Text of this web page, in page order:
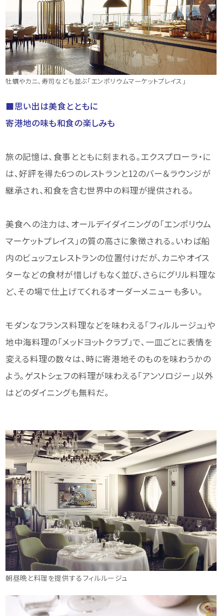
牡蠣やカニ、寿司なども並ぶ「エンポリウムマーケットプレイス」
■思い出は美食とともに
寄港地の味も和食の楽しみも
旅の記憶は、食事とともに刻まれる。エクスプローラ・に
は、好評を得た6つのレストランと12のバー＆ラウンジが
継承され、和食を含む世界中の料理が提供される。
美食への注力は、オールデイダイニングの「エンポリウム
マーケットプレイス」の質の高さに象徴される。いわば船
内のビュッフェレストランの位置付けだが、カニやオイス
ターなどの食材が惜しげもなく並び、さらにグリル料理な
ど、その場で仕上げてくれるオーダーメニューも多い。
モダンなフランス料理などを味わえる「フィルルージュ」や
地中海料理の「メッドヨットクラブ」で、一皿ごとに表情を
変える料理の数々は、時に寄港地そのものを味わうかの
よう。ゲストシェフの料理が味わえる「アンソロジー」以外
はどのダイニングも無料だ。
朝昼晩と料理を提供するフィルルージュ